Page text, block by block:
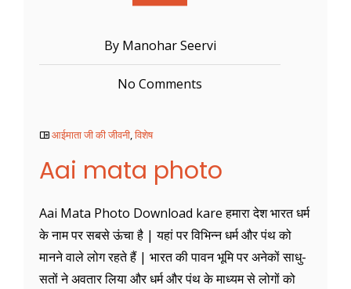
By Manohar Seervi
No Comments
आईमाता जी की जीवनी,विशेष
Aai mata photo
Aai Mata Photo Download kare हमारा देश भारत धर्म
के नाम पर सबसे ऊंचा है | यहां पर विभिन्न धर्म और पंथ को
मानने वाले लोग रहते हैं | भारत की पावन भूमि पर अनेकों साधु-
सतों ने अवतार लिया और धर्म और पंथ के माध्यम से लोगों को